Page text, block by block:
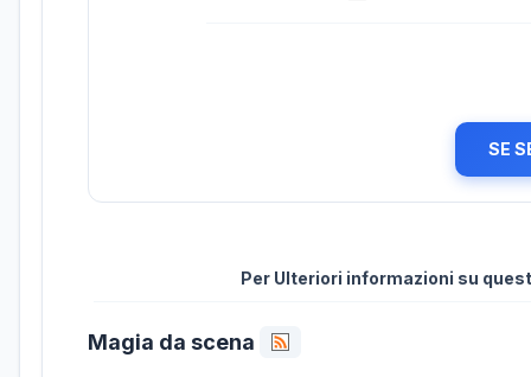
SE
Per Ulteriori informazioni su
Magia da scena